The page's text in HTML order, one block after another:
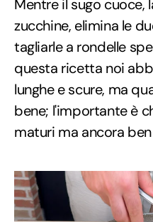
Mentre il sugo cuoce,
zucchine, elimina le
tagliarle a rondelle
questa ricetta noi
lunghe e scure, ma
bene; l'importante è
maturi ma ancora